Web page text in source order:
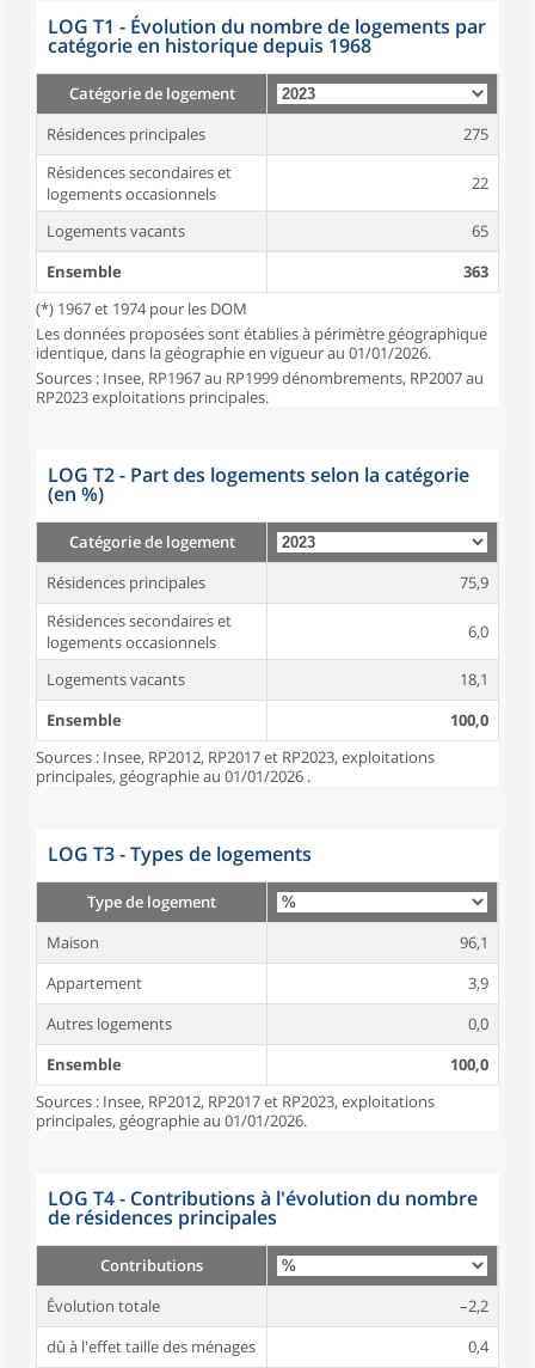
LOG T1 - Évolution du nombre de logements par
catégorie en historique depuis 1968
Catégorie de logement
Résidences principales
275
Résidences secondaires et
logements occasionnels
22
Logements vacants
65
Ensemble
363
(*) 1967 et 1974 pour les DOM
Les données proposées sont établies à périmètre géographique
identique, dans la géographie en vigueur au 01/01/2026.
Sources : Insee, RP1967 au RP1999 dénombrements, RP2007 au
RP2023 exploitations principales.
LOG T2 - Part des logements selon la catégorie
(en %)
Catégorie de logement
Résidences principales
75,9
Résidences secondaires et
logements occasionnels
6,0
Logements vacants
18,1
Ensemble
100,0
Sources : Insee, RP2012, RP2017 et RP2023, exploitations
principales, géographie au 01/01/2026 .
LOG T3 - Types de logements
Type de logement
Maison
96,1
Appartement
3,9
Autres logements
0,0
Ensemble
100,0
Sources : Insee, RP2012, RP2017 et RP2023, exploitations
principales, géographie au 01/01/2026.
LOG T4 - Contributions à l'évolution du nombre
de résidences principales
Contributions
Évolution totale
–2,2
dû à l'effet taille des ménages
0,4